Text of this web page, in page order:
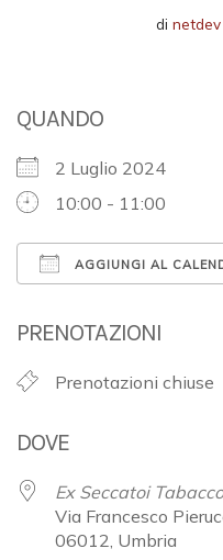
di netdev
QUANDO
2 Luglio 2024
10:00 - 11:00
AGGIUNGI AL
PRENOTAZIONI
Prenotazioni chiuse
DOVE
Ex Seccatoi Tabacco
Via Francesco
06012, Umbria